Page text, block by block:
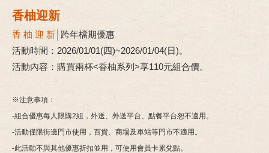
香柚迎新
香 柚 迎 新│ 跨年檔期優惠
活動時間：2026/01/01(四)~2026/01/04(日)。
活動內容：購買兩杯<香柚系列>享110元組合價。
※注意事項：
-組合優惠每人限購2組，外送、外送平台、點餐平台恕不適用。
-活動僅限街邊門市使用，百貨、商場及車站等門市不適用。
-此活動不與其他優惠折扣並用，可使用會員卡累兌點。